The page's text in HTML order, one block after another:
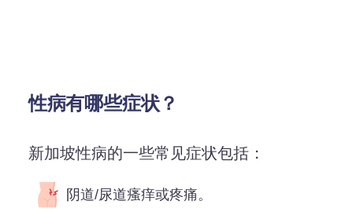
性病有哪些症状？
新加坡性病的一些常见症状包括：
阴道/尿道瘙痒或疼痛。